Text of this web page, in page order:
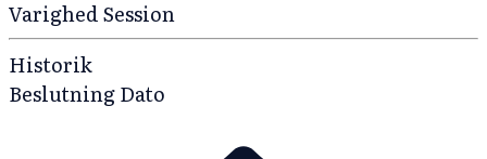
VarighedSession
Historik
BeslutningDato